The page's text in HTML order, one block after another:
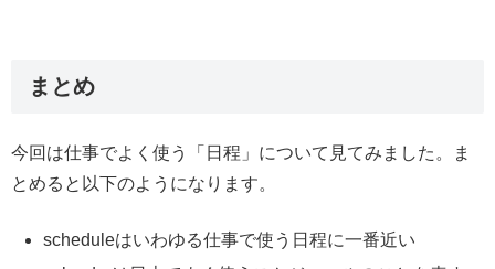
まとめ
今回は仕事でよく使う「日程」について見てみました。ま
とめると以下のようになります。
scheduleはいわゆる仕事で使う日程に一番近い